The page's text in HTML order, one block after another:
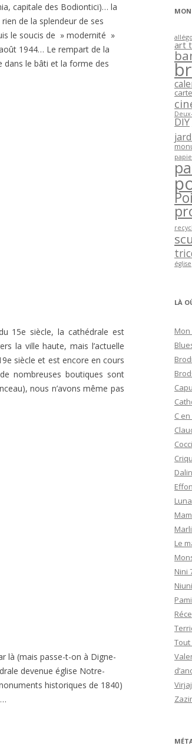
capitale des Bodiontici)… la
de la splendeur de ses
le soucis de » modernité »
1944… Le rempart de la
dans le bâti et la forme des
15e siècle, la cathédrale est
la ville haute, mais l’actuelle
siècle et est encore en cours
nombreuses boutiques sont
nous n’avons même pas
là (mais passe-t-on à Digne-
devenue église Notre-
historiques de 1840)
art
DIY
église
LÀ
C
Luna
Le
Nini